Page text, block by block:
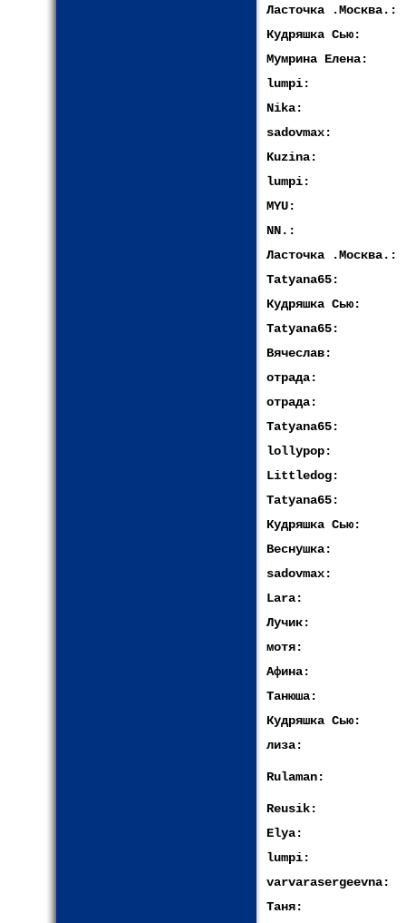
Ласточка .Москва.:
Кудряшка Сью:
Мумрина Елена:
lumpi:
Nika:
sadovmax:
Kuzina:
lumpi:
MYU:
NN.:
Ласточка .Москва.:
Tatyana65:
Кудряшка Сью:
Tatyana65:
Вячеслав:
отрада:
отрада:
Tatyana65:
lollypop:
Littledog:
Tatyana65:
Кудряшка Сью:
Веснушка:
sadovmax:
Lara:
Лучик:
мотя:
Афина:
Танюша:
Кудряшка Сью:
лиза:
Rulaman:
Reusik:
Elya:
lumpi:
varvarasergeevna:
Таня: